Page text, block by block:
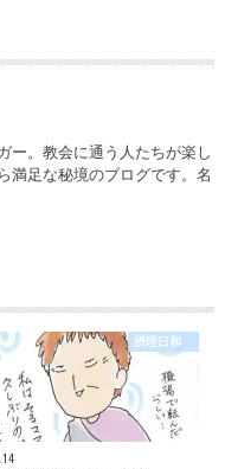
ー。教会に通う人たちが楽し
満足な秘境のブログです。名
摂理日和